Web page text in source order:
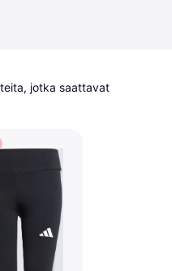
jotka saattavat